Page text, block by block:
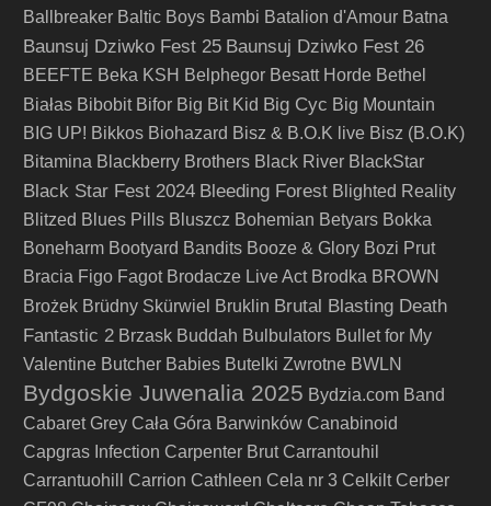
Ballbreaker Baltic Boys Bambi Batalion d'Amour Batna
Baunsuj Dziwko Fest 25 Baunsuj Dziwko Fest 26
BEEFTE Beka KSH Belphegor Besatt Horde Bethel
Białas Bibobit Bifor Big Bit Kid Big Cyc Big Mountain
BIG UP! Bikkos Biohazard Bisz & B.O.K live Bisz (B.O.K)
Bitamina Blackberry Brothers Black River BlackStar
Black Star Fest 2024 Bleeding Forest Blighted Reality
Blitzed Blues Pills Bluszcz Bohemian Betyars Bokka
Boneharm Bootyard Bandits Booze & Glory Bozi Prut
Bracia Figo Fagot Brodacze Live Act Brodka BROWN
Brożek Brüdny Skürwiel Bruklin Brutal Blasting Death
Fantastic 2 Brzask Buddah Bulbulators Bullet for My
Valentine Butcher Babies Butelki Zwrotne BWLN
Bydgoskie Juwenalia 2025 Bydzia.com Band
Cabaret Grey Cała Góra Barwinków Canabinoid
Capgras Infection Carpenter Brut Carrantouhil
Carrantuohill
Carrion Cathleen Cela nr 3 Celkilt Cerber